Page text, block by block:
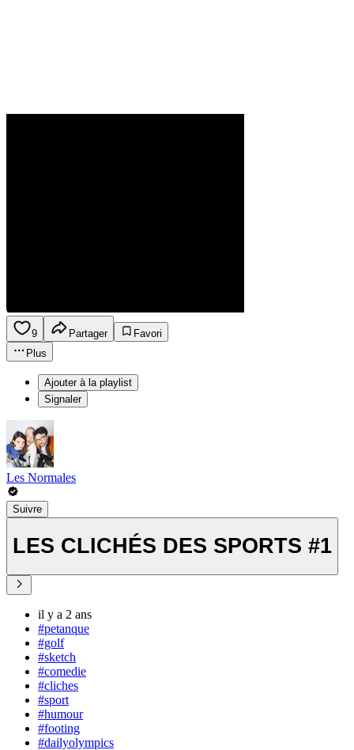
9 Partager
Favori
Plus
Ajouter à la playlist
Signaler
Les Normales
Suivre
LES CLICHÉS DES SPORTS #1
il y a 2 ans
#petanque
#golf
#sketch
#comedie
#cliches
#sport
#humour
#footing
#dailyolympics